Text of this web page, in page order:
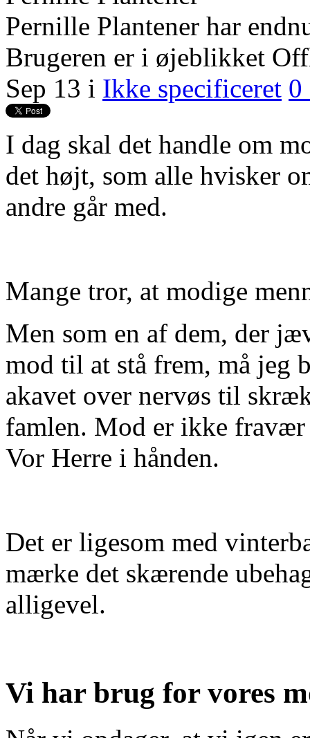
Pernille Plantener har
Brugeren er i øjeblikket
Sep 13 i Ikke specificeret 0
I dag skal det handle om
det højt, som alle hvisker
andre går med.
Mange tror, at modige
Men som en af dem, der
mod til at stå frem, må jeg
akavet over nervøs til
famlen. Mod er ikke
Vor Herre i hånden.
Det er ligesom med
mærke det skærende
alligevel.
Vi har brug for vores